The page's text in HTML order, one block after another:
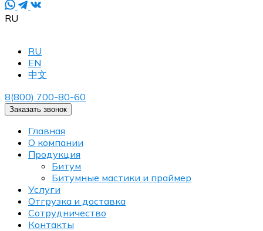
RU
RU
EN
中文
8(800) 700-80-60
Заказать звонок
Главная
О компании
Продукция
Битум
Битумные мастики и праймер
Услуги
Отгрузка и доставка
Сотрудничество
Контакты